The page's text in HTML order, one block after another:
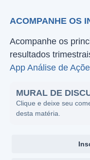
ACOMPANHE OS
Acompanhe os
resultados
App Análise de
MURAL DE
Clique e deixe seu
desta matéria.